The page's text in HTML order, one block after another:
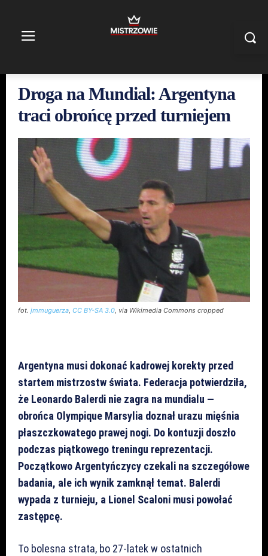
Droga na Mundial: Argentyna
traci obrońcę przed turniejem
fot. jmmuguerza, CC BY-SA 3.0, via Wikimedia Commons cropped
Argentyna musi dokonać kadrowej korekty przed
startem mistrzostw świata. Federacja potwierdziła,
że Leonardo Balerdi nie zagra na mundialu —
obrońca Olympique Marsylia doznał urazu mięśnia
płaszczkowatego prawej nogi. Do kontuzji doszło
podczas piątkowego treningu reprezentacji.
Początkowo Argentyńczycy czekali na szczegółowe
badania, ale ich wynik zamknął temat. Balerdi
wypada z turnieju, a Lionel Scaloni musi powołać
zastępcę.
To bolesna strata, bo 27-latek w ostatnich